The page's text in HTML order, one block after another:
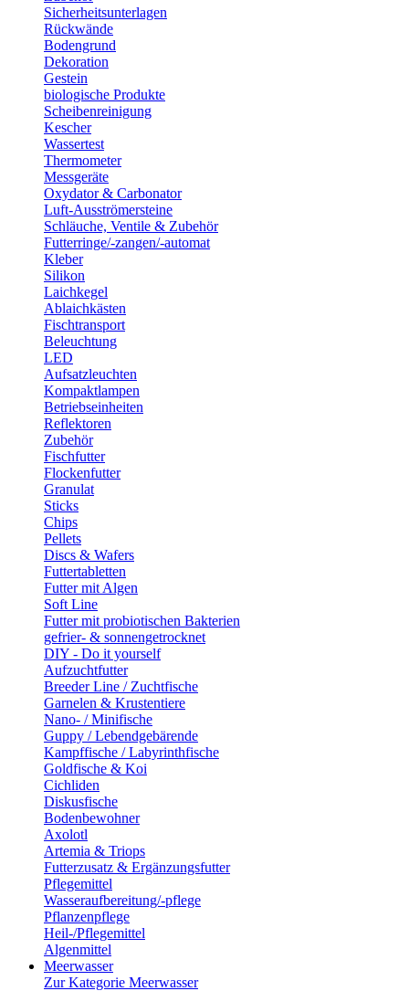
Sicherheitsunterlagen
Rückwände
Bodengrund
Dekoration
Gestein
biologische Produkte
Scheibenreinigung
Kescher
Wassertest
Thermometer
Messgeräte
Oxydator & Carbonator
Luft-Ausströmersteine
Schläuche, Ventile & Zubehör
Futterringe/-zangen/-automat
Kleber
Silikon
Laichkegel
Ablaichkästen
Fischtransport
Beleuchtung
LED
Aufsatzleuchten
Kompaktlampen
Betriebseinheiten
Reflektoren
Zubehör
Fischfutter
Flockenfutter
Granulat
Sticks
Chips
Pellets
Discs & Wafers
Futtertabletten
Futter mit Algen
Soft Line
Futter mit probiotischen Bakterien
gefrier- & sonnengetrocknet
DIY - Do it yourself
Aufzuchtfutter
Breeder Line / Zuchtfische
Garnelen & Krustentiere
Nano- / Minifische
Guppy / Lebendgebärende
Kampffische / Labyrinthfische
Goldfische & Koi
Cichliden
Diskusfische
Bodenbewohner
Axolotl
Artemia & Triops
Futterzusatz & Ergänzungsfutter
Pflegemittel
Wasseraufbereitung/-pflege
Pflanzenpflege
Heil-/Pflegemittel
Algenmittel
Meerwasser
Zur Kategorie Meerwasser